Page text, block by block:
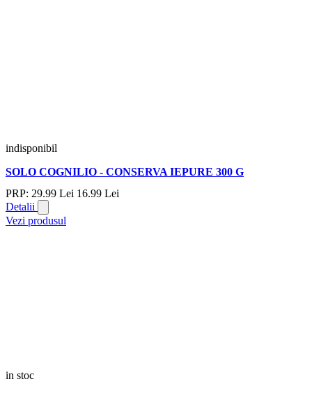
indisponibil
SOLO COGNILIO - CONSERVA IEPURE 300 G
PRP: 29.99 Lei 16.99 Lei
Detalii
Vezi produsul
in stoc